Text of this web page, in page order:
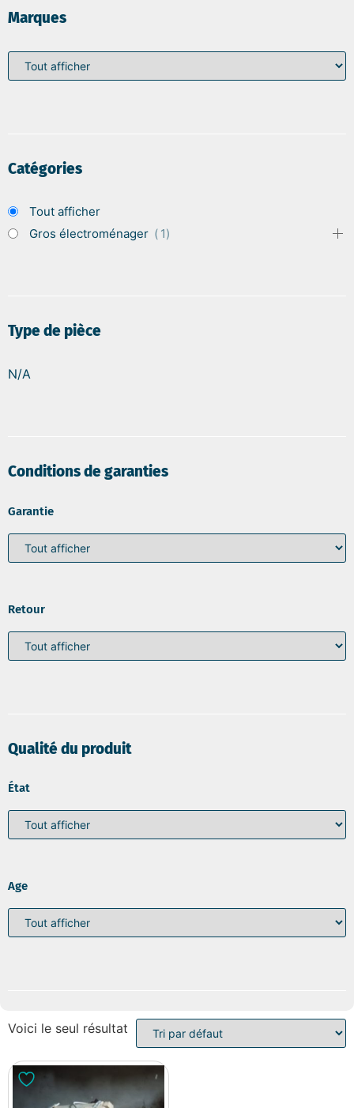
Marques
Catégories
Tout afficher
Gros électroménager
1
Type de pièce
N/A
Conditions de garanties
Garantie
Retour
Qualité du produit
État
Age
Voici le seul résultat